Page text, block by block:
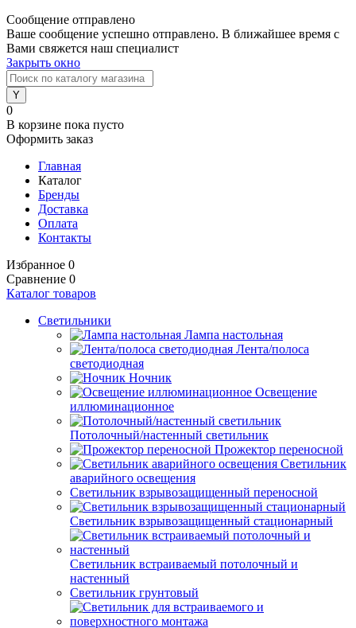
Сообщение отправлено
Ваше сообщение успешно отправлено. В ближайшее время с
Вами свяжется наш специалист
Закрыть окно
0
В корзине пока пусто
Оформить заказ
Главная
Каталог
Бренды
Доставка
Оплата
Контакты
Избранное 0
Сравнение 0
Каталог товаров
Светильники
Лампа настольная
Лента/полоса
светодиодная
Ночник
Освещение
иллюминационное
Потолочный/настенный светильник
Прожектор переносной
Светильник
аварийного освещения
Светильник взрывозащищенный переносной
Светильник взрывозащищенный стационарный
Светильник встраиваемый потолочный и
настенный
Светильник грунтовый